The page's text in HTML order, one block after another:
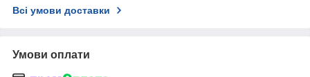
Всі умови доставки
Умови оплати